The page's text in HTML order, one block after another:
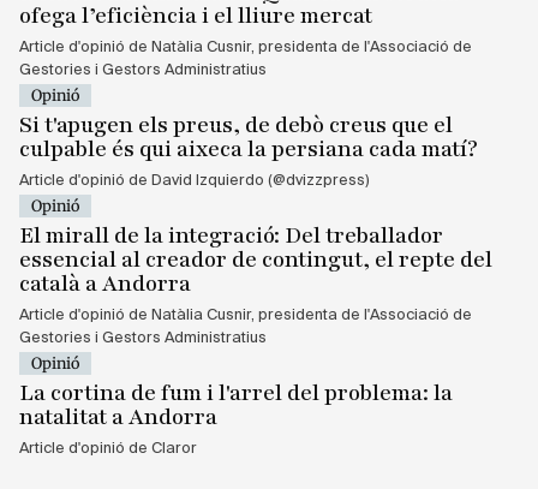
ofega l’eficiència i el lliure mercat
Article d'opinió de Natàlia Cusnir, presidenta de l'Associació de
Gestories i Gestors Administratius
Opinió
Si t'apugen els preus, de debò creus que el
culpable és qui aixeca la persiana cada matí?
Article d'opinió de David Izquierdo (@dvizzpress)
Opinió
El mirall de la integració: Del treballador
essencial al creador de contingut, el repte del
català a Andorra
Article d'opinió de Natàlia Cusnir, presidenta de l'Associació de
Gestories i Gestors Administratius
Opinió
La cortina de fum i l'arrel del problema: la
natalitat a Andorra
Article d'opinió de Claror